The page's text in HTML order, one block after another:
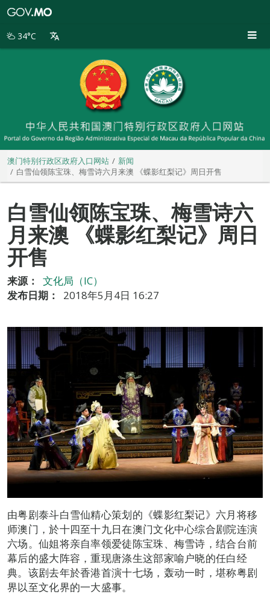
别
34°C
澳门特别行政区政府入口网站
新闻
白雪仙领陈宝珠、梅雪诗六月来澳 《蝶影红梨记》周日开售
白雪仙领陈宝珠、梅雪诗六
月来澳 《蝶影红梨记》周日
开售
来源：
文化局（IC）
发布日期：
2018年5月4日 16:27
由粤剧泰斗白雪仙精心策划的《蝶影红梨记》六月将移
师澳门，於十四至十九日在澳门文化中心综合剧院连演
六场。仙姐将亲自率领爱徒陈宝珠、梅雪诗，结合台前
幕后的盛大阵容，重现唐涤生这部家喻户晓的任白经
典。该剧去年於香港首演十七场，轰动一时，堪称粤剧
界以至文化界的一大盛事。